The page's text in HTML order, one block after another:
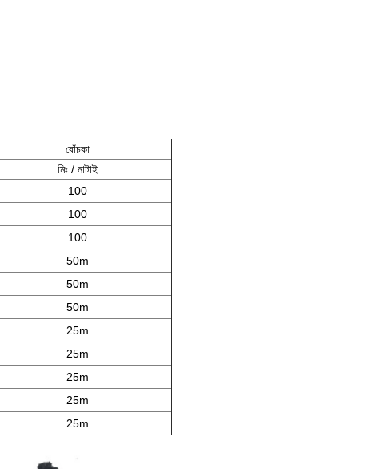
বোঁচকা
মিঃ / নাটাই
100
100
100
50m
50m
50m
25m
25m
25m
25m
25m